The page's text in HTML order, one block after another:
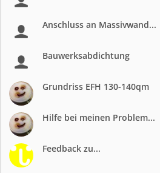
Anschluss an Massivwand...
Bauwerksabdichtung
Grundriss EFH 130-140qm
Hilfe bei meinen Problem...
Feedback zu...